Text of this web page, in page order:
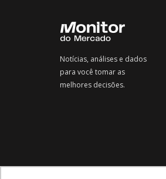
Notícias, análises e dados
para você tomar as
melhores decisões.